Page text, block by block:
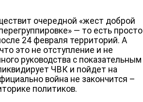
очередной «жест доброй
— то есть просто
24 февраля территорий. А
это не отступление и не
руководства с показательным
ЧВК и пойдет на
война не закончится –
политиков.